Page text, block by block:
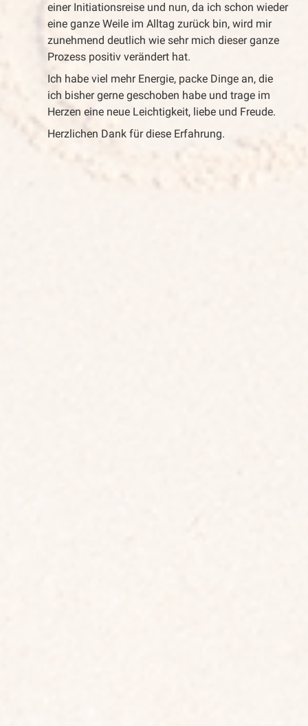
einer Initiationsreise und nun, da ich schon wieder
eine ganze Weile im Alltag zurück bin, wird mir
zunehmend deutlich wie sehr mich dieser ganze
Prozess positiv verändert hat.
Ich habe viel mehr Energie, packe Dinge an, die
ich bisher gerne geschoben habe und trage im
Herzen eine neue Leichtigkeit, liebe und Freude.
Herzlichen Dank für diese Erfahrung.